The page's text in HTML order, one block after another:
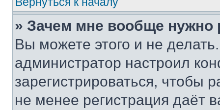
» Зачем мне вообще нужно
Вы можете этого и не
администратор настроил
зарегистрироваться, чтобы
не менее регистрация даёт